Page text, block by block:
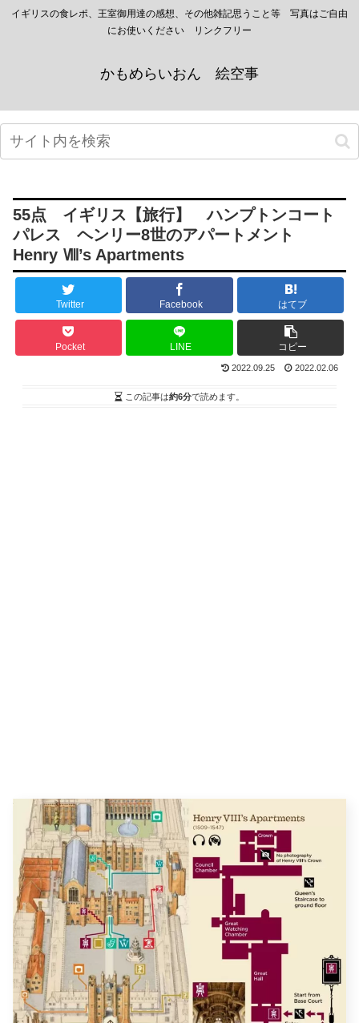
イギリスの食レポ、王室御用達の感想、その他雑記思うこと等 写真はご自由
にお使いください リンクフリー
かもめらいおん 絵空事
55点 イギリス【旅行】 ハンプトンコート
パレス ヘンリー8世のアパートメント
Henry Ⅷ’s Apartments
Twitter Facebook はてブ
Pocket LINE コピー
2022.09.25 2022.02.06
この記事は約6分で読めます。